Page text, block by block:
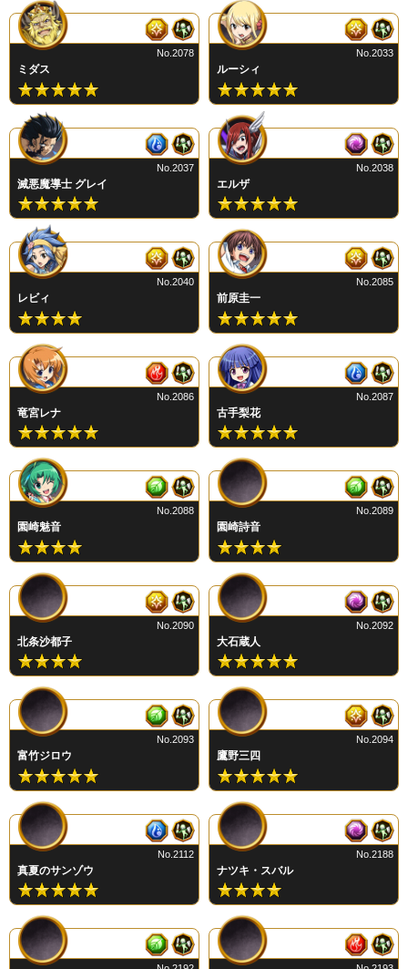
ミダス
No.2078
ルーシィ
No.2033
滅悪魔導士 グレイ
No.2037
エルザ
No.2038
レビィ
No.2040
前原圭一
No.2085
竜宮レナ
No.2086
古手梨花
No.2087
園崎魅音
No.2088
園崎詩音
No.2089
北条沙都子
No.2090
大石蔵人
No.2092
富竹ジロウ
No.2093
鷹野三四
No.2094
真夏のサンゾウ
No.2112
ナツキ・スバル
No.2188